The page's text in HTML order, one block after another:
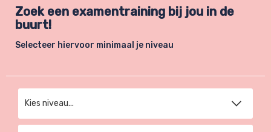
Zoek een examentraining bij jou in de
buurt!
Selecteer hiervoor minimaal je niveau